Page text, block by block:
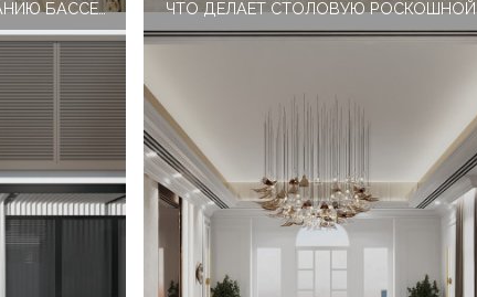
УСЛУГИ ПО ПРОЕКТИРОВАНИЮ БАССЕЙНОВ В ЭЛИТНЫХ ДОМАХ ЧТО ДЕЛАЕТ СТОЛОВУЮ РОСКОШНОЙ